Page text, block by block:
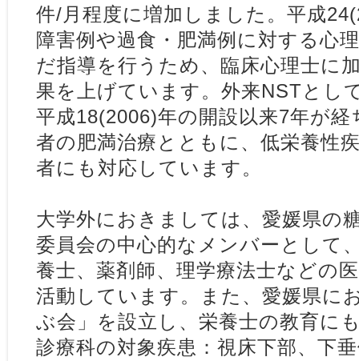
件/月程度に増加しました。平成
障害例や過食・肥満例に対する心
だ指導を行うため、臨床心理士に
果を上げています。外来NSTとし
平成18(2006)年の開設以来7年が
者の肥満治療とともに、低栄養性
者にも対応しています。
大学外におきましては、愛媛県の
委員会の中心的なメンバーとして
養士、薬剤師、理学療法士などの
活動しています。また、愛媛県に
ぶ会」を設立し、栄養士の教育に
診療科の対象疾患：視床下部、下